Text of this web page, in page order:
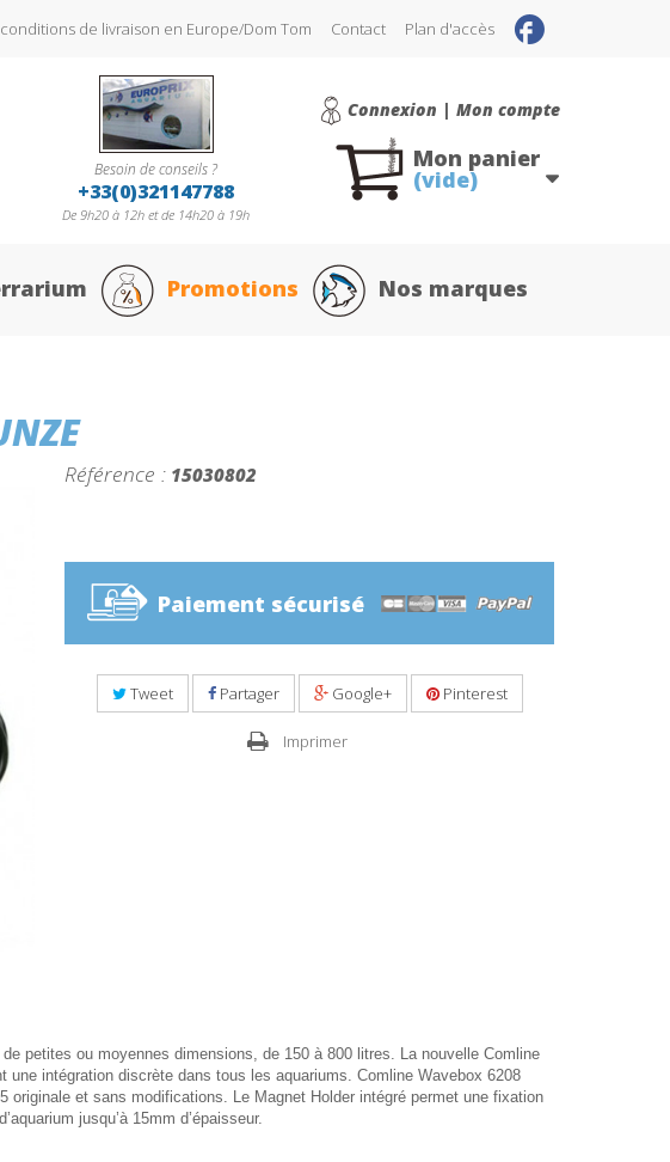
de livraison en Europe/Dom Tom Contact Plan d'accès
Connexion | Mon compte
Besoin de conseils ?
+33(0)321147788
De 9h20 à 12h et de 14h20 à 19h
Mon panier
(vide)
Promotions Nos marques
Référence : 15030802
Paiement sécurisé
Tweet Partager Google+ Pinterest
Imprimer
petites ou moyennes dimensions, de 150 à 800 litres. La nouvelle Comline
intégration discrète dans tous les aquariums. Comline Wavebox 6208
et sans modifications. Le Magnet Holder intégré permet une fixation
jusqu’à 15mm d’épaisseur.